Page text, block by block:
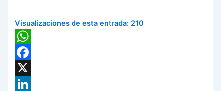
Visualizaciones de esta entrada: 210
WhatsApp
Facebook
X